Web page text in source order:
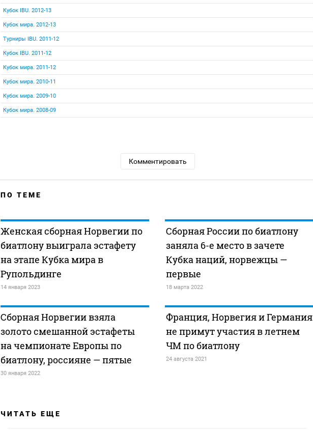
Кубок IBU. 2012-13
Кубок мира. 2012-13
Турниры IBU. 2011-12
Кубок IBU. 2011-12
Кубок мира. 2011-12
Кубок мира. 2010-11
Кубок мира. 2009-10
Кубок мира. 2008-09
Комментировать
ПО ТЕМЕ
Женская сборная Норвегии по
биатлону выиграла эстафету
на этапе Кубка мира в
Рупольдинге
14 января 2023
Сборная России по биатлону
заняла 6-е место в зачете
Кубка наций, норвежцы —
первые
18 марта 2022
Сборная Норвегии взяла
золото смешанной эстафеты
на чемпионате Европы по
биатлону, россияне — пятые
30 января 2022
Франция, Норвегия и Германия
не примут участия в летнем
ЧМ по биатлону
24 августа 2021
ЧИТАТЬ ЕЩЕ